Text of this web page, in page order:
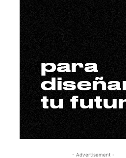
- Advertisement -